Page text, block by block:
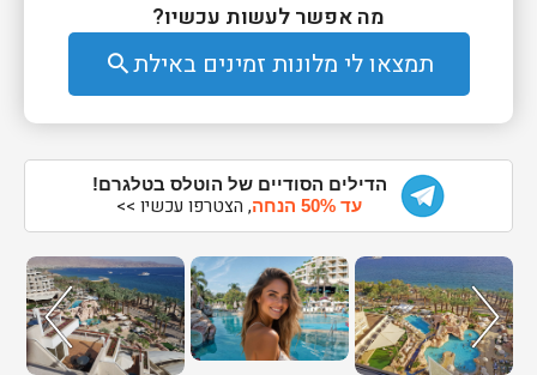
מה אפשר לעשות עכשיו?
תמצאו לי מלונות זמינים באילתsearch
הדילים הסודיים של הוטלס בטלגרם!
עד 50% הנחה
, הצטרפו עכשיו >>